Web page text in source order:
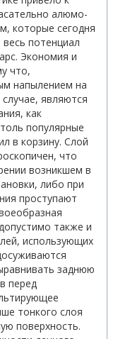
алюмо-
которые сегодня
потенциал
Экономия и
что,
напылением на
являются
как
популярные
в корзину. Слой
что
возникшем в
либо при
проступают
также и
использующих
заднюю
перед
тонкого слоя
поверхность.